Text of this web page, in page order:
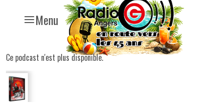
Menu
Ce podcast n'est plus disponible.